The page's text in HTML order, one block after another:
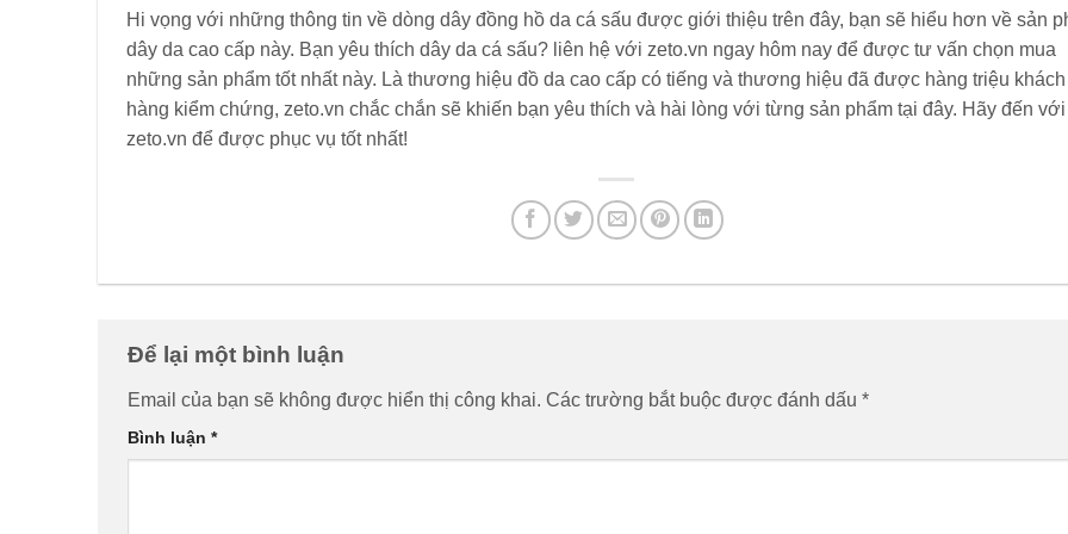
Hi vọng với những thông tin về dòng dây đồng hồ da cá sấu được giới thiệu trên đây, bạn sẽ hiểu hơn về sản
dây da cao cấp này. Bạn yêu thích dây da cá sấu? liên hệ với zeto.vn ngay hôm nay để được tư vấn chọn mua
những sản phẩm tốt nhất này. Là thương hiệu đồ da cao cấp có tiếng và thương hiệu đã được hàng triệu khách
hàng kiểm chứng, zeto.vn chắc chắn sẽ khiến bạn yêu thích và hài lòng với từng sản phẩm tại đây. Hãy đến với
zeto.vn để được phục vụ tốt nhất!
Để lại một bình luận
Email của bạn sẽ không được hiển thị công khai. Các trường bắt buộc được đánh dấu *
Bình luận *